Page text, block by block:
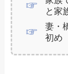
と家
妻・
初め